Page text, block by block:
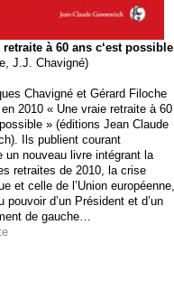
retraite à 60 ans c‘est possible
J.J. Chavigné)
Chavigné et Gérard Filoche
2010 « Une vraie retraite à 60
» (éditions Jean Claude
Ils publient courant
un nouveau livre intégrant la
retraites de 2010, la crise
et celle de l’Union européenne,
pouvoir d’un Président et d’un
de gauche…